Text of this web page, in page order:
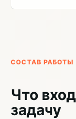
СОСТАВ РАБОТЫ
Что
задачу